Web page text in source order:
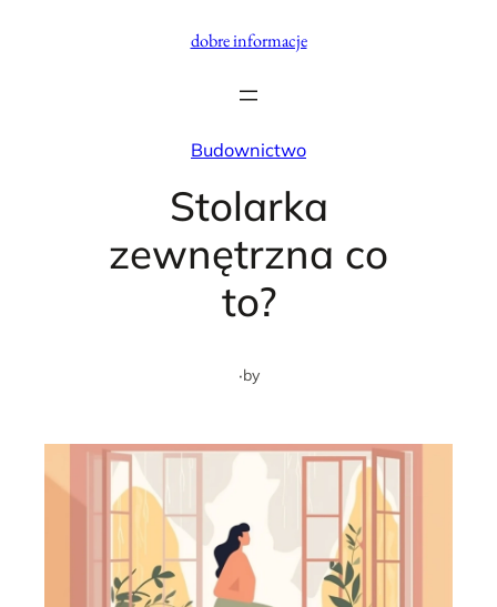
dobre informacje
Budownictwo
Stolarka
zewnętrzna co
to?
·by